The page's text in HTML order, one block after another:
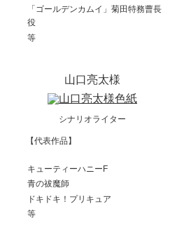
「ゴールデンカムイ」菊田特務曹長
役
等
山口亮太様
シナリオライター
【代表作品】
キューティーハニーF
青の祓魔師
ドキドキ！プリキュア
等